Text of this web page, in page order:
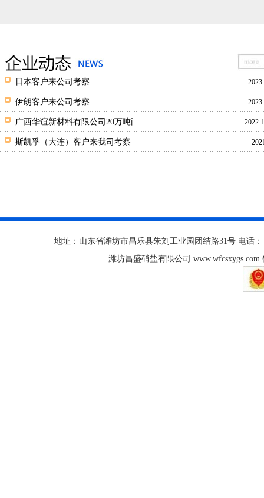
日本客户来公司考察
伊朗客户来公司考察
广西华谊新材料有限公司20万吨丙烯酸项目，共计使用熔盐3000吨
2022-
斯凯孚（大连）客户来我司考察，达成合作协议，并完美交货
地址：山东省潍坊市昌乐县朱刘工业园团结路31号 电话：
潍坊昌盛硝盐有限公司 www.wfcsxygs.com